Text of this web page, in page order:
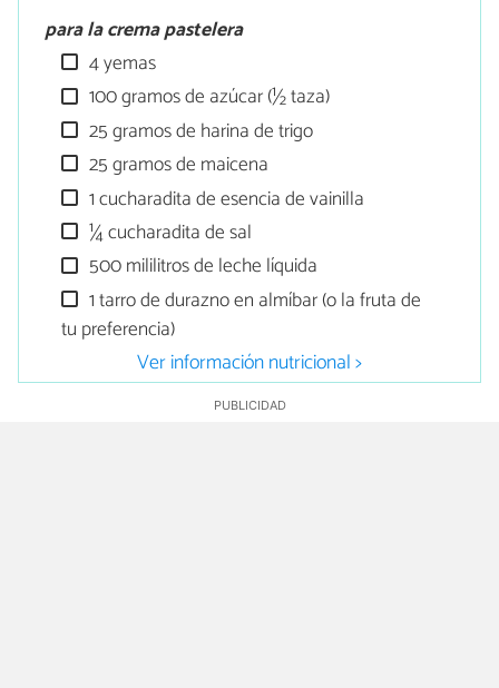
para la crema pastelera
4 yemas
100 gramos de azúcar (½ taza)
25 gramos de harina de trigo
25 gramos de maicena
1 cucharadita de esencia de vainilla
¼ cucharadita de sal
500 mililitros de leche líquida
1 tarro de durazno en almíbar (o la fruta de
tu preferencia)
Ver información nutricional >